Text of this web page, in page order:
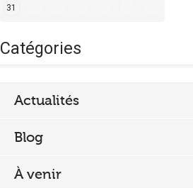
e
e
31
Catégories
Actualités
Blog
À venir